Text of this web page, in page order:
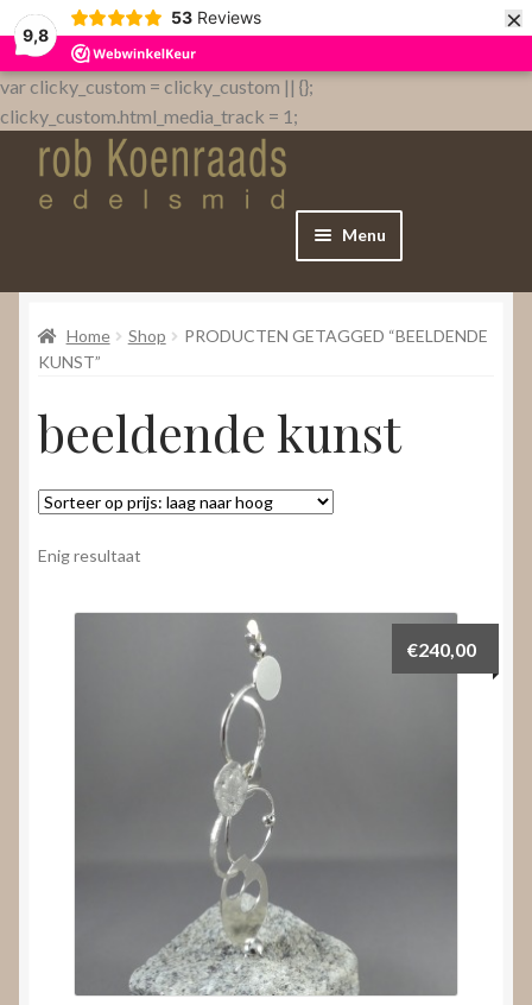
9,8
53 Reviews ×
var clicky_custom = clicky_custom || {};
clicky_custom.html_media_track = 1;
Menu
Home
WebShop
Over
Nieuws
Video’s
uitvouwen
Home Shop
PRODUCTEN GETAGGED “BEELDENDE
KUNST”
beeldende kunst
Enig resultaat
€240,00